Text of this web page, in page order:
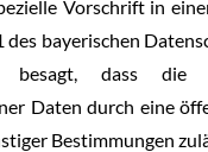
Vorschrift in
des bayerischen
besagt, dass die
Daten durch eine
Bestimmungen